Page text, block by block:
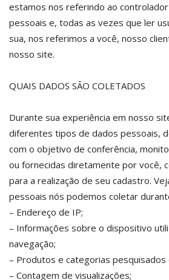
estamos nos referindo ao
pessoais e, todas as vezes que ler
sua, nos referimos a você, nosso
nosso site.
QUAIS DADOS SÃO COLETADOS
Durante sua experiência em nosso
diferentes tipos de dados pessoais,
com o objetivo de conferência,
ou fornecidas diretamente por você,
para a realização de seu cadastro.
pessoais nós podemos coletar
– Endereço de IP;
– Informações sobre o dispositivo
navegação;
– Produtos e categorias pesquisados
– Contagem de visualizações;